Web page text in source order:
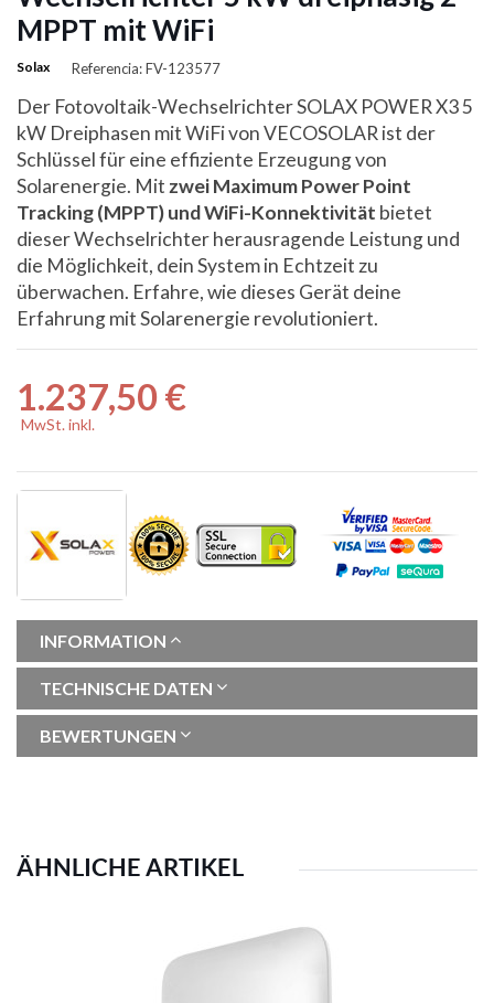
MPPT mit WiFi
Solax Referencia: FV-123577
Der Fotovoltaik-Wechselrichter SOLAX POWER X3 5
kW Dreiphasen mit WiFi von VECOSOLAR ist der
Schlüssel für eine effiziente Erzeugung von
Solarenergie. Mit zwei Maximum Power Point
Tracking (MPPT) und WiFi-Konnektivität bietet
dieser Wechselrichter herausragende Leistung und
die Möglichkeit, dein System in Echtzeit zu
überwachen. Erfahre, wie dieses Gerät deine
Erfahrung mit Solarenergie revolutioniert.
1.237,50 €
MwSt. inkl.
INFORMATION
TECHNISCHE DATEN
BEWERTUNGEN
ÄHNLICHE ARTIKEL